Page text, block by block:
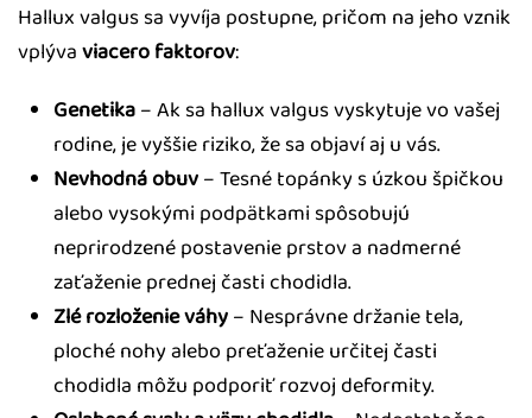
Hallux valgus sa vyvíja postupne, pričom na jeho vznik
vplývaviacero faktorov:
Genetika– Ak sa hallux valgus vyskytuje vo vašej
rodine, je vyššie riziko, že sa objaví aj u vás.
Nevhodná obuv– Tesné topánky s úzkou špičkou
alebo vysokými podpätkami spôsobujú
neprirodzené postavenie prstov a nadmerné
zaťaženie prednej časti chodidla.
Zlé rozloženie váhy– Nesprávne držanie tela,
ploché nohy alebo preťaženie určitej časti
chodidla môžu podporiť rozvoj deformity.